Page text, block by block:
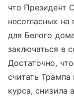
что Президент
несогласных
для Белого
заключаться в
Достаточно,
считать Трампа
курса, снизила